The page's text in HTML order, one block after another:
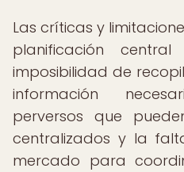
Las críticas y
planificación
imposibilidad de
información
perversos que
centralizados y la
mercado para